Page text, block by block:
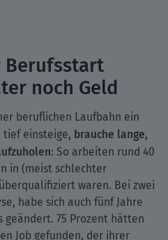
Berufsstart
noch Geld
beruflichen Laufbahn ein
tief einsteige, brauche lange,
: So arbeiten rund 40
in (meist schlechter
waren. Bei zwei
habe sich auch fünf Jahre
75 Prozent hätten
Job gefunden, der ihrer